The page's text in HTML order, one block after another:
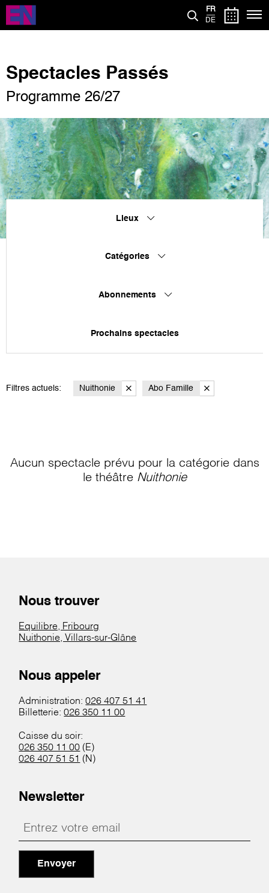
Aller
contenu
FR
DE
Spectacles Passés
Programme 26/27
Lieux
Catégories
Abonnements
Prochains spectacles
Filtres actuels: Nuithonie Abo Famille
Aucun spectacle prévu pour la catégorie dans
le théâtre Nuithonie
Nous trouver
Equilibre, Fribourg
Nuithonie, Villars-sur-Glâne
Nous appeler
Administration:026 407 51 41
Billetterie:026 350 11 00
Caisse du soir:
026 350 11 00 (E)
026 407 51 51 (N)
Newsletter
Envoyer